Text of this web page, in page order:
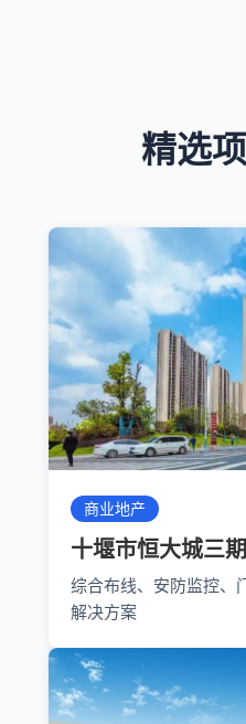
精选
商业地产
十堰市恒大城三
综合布线、安防监控、
解决方案